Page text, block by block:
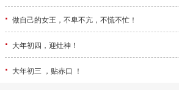
· 做自己的女王，不卑不亢，不慌不忙！
· 大年初四，迎灶神！
· 大年初三 ，贴赤口 ！